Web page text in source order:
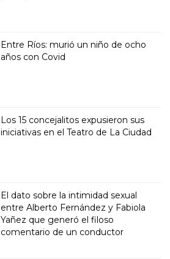
Entre Ríos: murió un niño de ocho
años con Covid
Los 15 concejalitos expusieron sus
iniciativas en el Teatro de La Ciudad
El dato sobre la intimidad sexual
entre Alberto Fernández y Fabiola
Yañez que generó el filoso
comentario de un conductor